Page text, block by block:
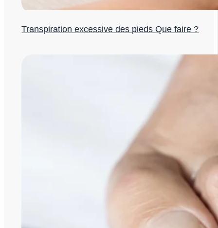
Transpiration excessive des pieds Que faire ?